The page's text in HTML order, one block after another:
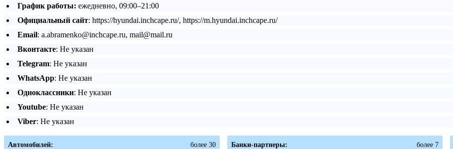
График работы: ежедневно, 09:00–21:00
Официальный сайт: https://hyundai.inchcape.ru/, https://m.hyundai.inchcape.ru/
Email: a.abramenko@inchcape.ru, mail@mail.ru
Вконтакте: Не указан
Telegram: Не указан
WhatsApp: Не указан
Одноклассники: Не указан
Youtube: Не указан
Viber: Не указан
Автомобилей: более 30 Банки-партнеры: более 7